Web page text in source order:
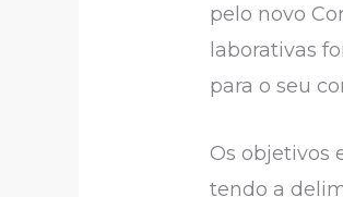
pelo novo
laborativas
para o seu
Os objetivos
tendo a